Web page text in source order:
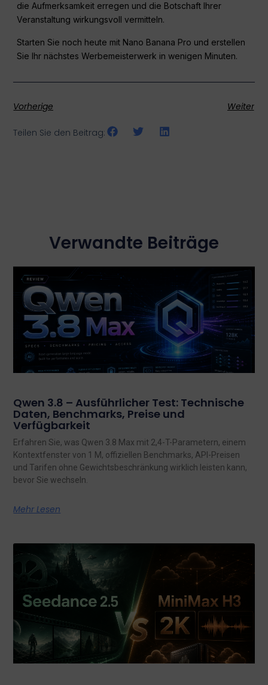
die Aufmerksamkeit erregen und die Botschaft Ihrer
Veranstaltung wirkungsvoll vermitteln.
Starten Sie noch heute mit Nano Banana Pro und erstellen
Sie Ihr nächstes Werbemeisterwerk in wenigen Minuten.
Vorherige Weiter
Teilen Sie den Beitrag:
Verwandte Beiträge
Qwen 3.8 – Ausführlicher Test: Technische
Daten, Benchmarks, Preise und
Verfügbarkeit
Erfahren Sie, was Qwen 3.8 Max mit 2,4-T-Parametern, einem
Kontextfenster von 1 M, offiziellen Benchmarks, API-Preisen
und Tarifen ohne Gewichtsbeschränkung wirklich leisten kann,
bevor Sie wechseln.
Mehr Lesen